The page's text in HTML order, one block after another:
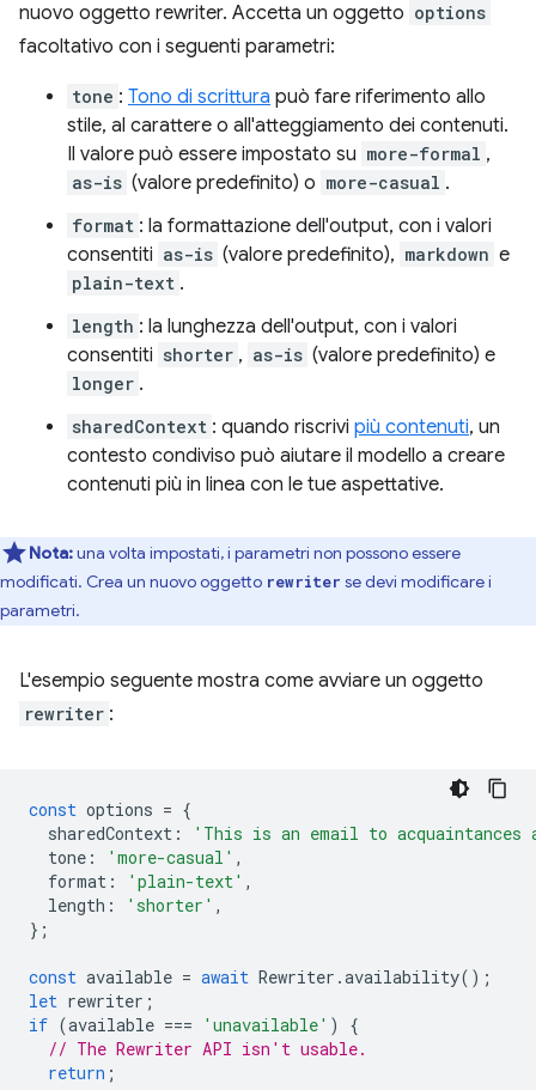
nuovo oggetto rewriter. Accetta un oggetto options
facoltativo con i seguenti parametri:
tone : Tono di scrittura può fare riferimento allo
stile, al carattere o all'atteggiamento dei contenuti.
Il valore può essere impostato su more-formal ,
as-is (valore predefinito) o more-casual .
format : la formattazione dell'output, con i valori
consentiti as-is (valore predefinito), markdown e
plain-text .
length : la lunghezza dell'output, con i valori
consentiti shorter , as-is (valore predefinito) e
longer .
sharedContext : quando riscrivi più contenuti, un
contesto condiviso può aiutare il modello a creare
contenuti più in linea con le tue aspettative.
Nota:una volta impostati, i parametri non possono essere
modificati. Crea un nuovo oggetto rewriter se devi modificare i
parametri.
L'esempio seguente mostra come avviare un oggetto
rewriter :
const options = {
sharedContext :
'This is an email to acquaintances
tone : 'more-casual' ,
format : 'plain-text' ,
length : 'shorter' ,
};
const available = await Rewriter .availability();
let rewriter ;
if (available === 'unavailable' )
{
// The Rewriter API isn't usable.
return ;